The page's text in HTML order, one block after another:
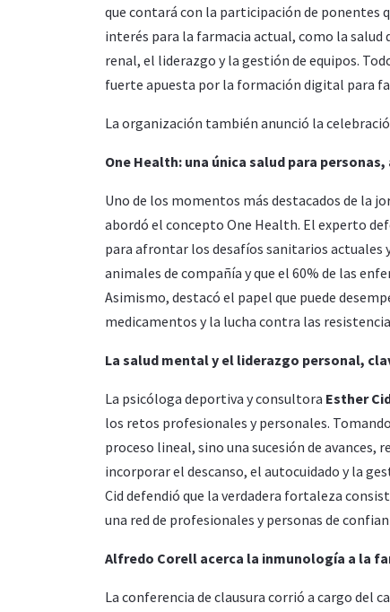
que contará con la participación de ponentes
interés para la farmacia actual, como la
renal, el liderazgo y la gestión de equipos.
fuerte apuesta por la formación digital para
La organización también anunció la
One Health: una única salud para
Uno de los momentos más destacados de la
abordó el concepto One Health. El experto
para afrontar los desafíos sanitarios actuales
animales de compañía y que el 60% de las
Asimismo, destacó el papel que puede
medicamentos y la lucha contra las
La salud mental y el liderazgo personal,
La psicóloga deportiva y consultora Esther
los retos profesionales y personales.
proceso lineal, sino una sucesión de avances,
incorporar el descanso, el autocuidado y la
Cid defendió que la verdadera fortaleza
una red de profesionales y personas de
Alfredo Corell acerca la inmunología a la
La conferencia de clausura corrió a cargo del